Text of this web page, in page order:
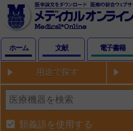
ホーム 文献 電子書籍
用途で探す
類義語を使用する